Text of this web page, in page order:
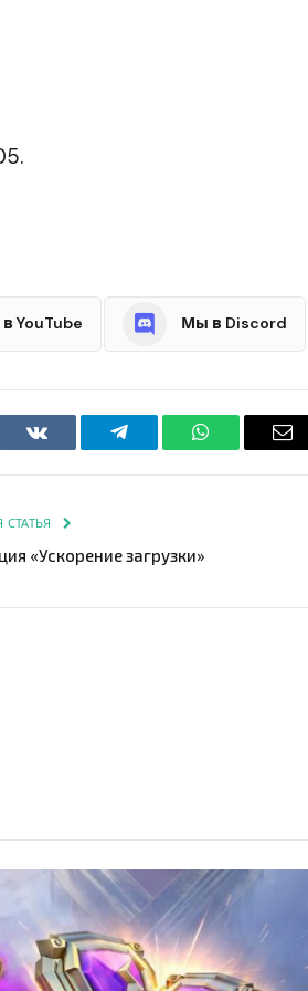
YouTube Мы в Discord
VKontakteTelegram WhatsApp
«Ускорение загрузки»